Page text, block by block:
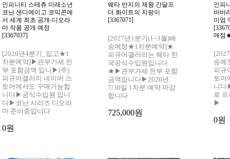
인피니티 스테츄 미래소년
코난 샌디에이고 코믹콘에
서 세계 최초 공개-디오라
마 작품 공개 예정
[3367037]
[2026년4분기_입고★1
차분예약]▶관부가세 전
부 포함금액 입니▶(주)
피규어갤러리 네이버 스
토어에서도 구매가능합
니다▶공식수입원 입니
다▶코난 시리즈 디오라
마 준비중입니다
0원
웨타 반지의 제왕 간달프
더 화이트의 지팡이
[3367071]
[2027년1분기(1~3월)배
송예정★1차분예약]★
피규어갤러리는 웨타 한
국공식수입원입니다
★▶관부가세 전부 포함
금액입니다▶2026년
7/30일 1차분 예약 마감
합니다
725,000원
인피
바바
미엄
매
송
피규
토어
니다
로
▶
0원